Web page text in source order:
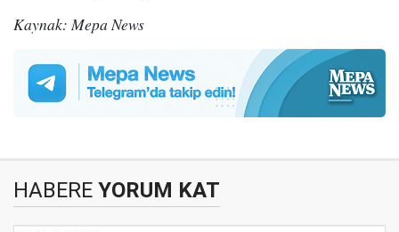
Kaynak: Mepa News
HABERE YORUM KAT